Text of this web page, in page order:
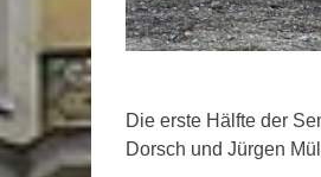
Die erste Hälfte der
Dorsch und Jürgen